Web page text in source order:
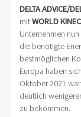
DELTA ADVICE/
mitWORLD
Unternehmen
die benötigte
bestmöglichen
Europa haben
Oktober 2021
deutlich
zu bekommen.